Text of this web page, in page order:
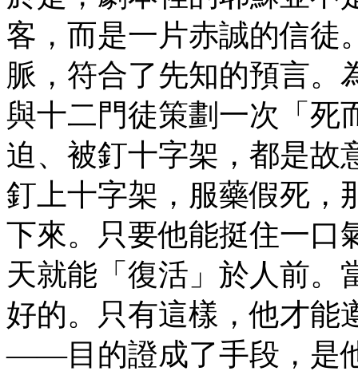
客，而是一片赤誠的信徒
脈，符合了先知的預言。
與十二門徒策劃一次「死
迫、被釘十字架，都是故
釘上十字架，服藥假死，
下來。只要他能挺住一口
天就能「復活」於人前。
好的。只有這樣，他才能
——目的證成了手段，是